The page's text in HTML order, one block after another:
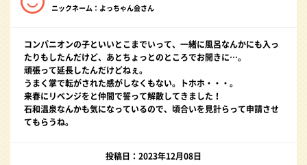
ニックネーム：よっちゃん会さん
コンパニオンの子といいとこまでいって、一緒に風呂なんかにも入っ
たりもしたんだけど、あとちょっとのところでお開きに…。
頑張って延長したんだけどねぇ。
うまく掌で転がされた感がしなくもない。トホホ・・・。
来春にリベンジをと仲間で誓って解散してきました！
石和温泉なんかも気になっているので、頃合いを見計らって申請させ
てもらうね。
投稿日：2023年12月08日